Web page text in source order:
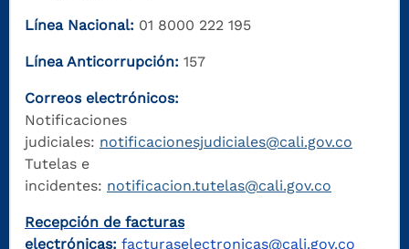
Línea Nacional: 01 8000 222 195
Línea Anticorrupción: 157
Correos electrónicos:
Notificaciones
judiciales: notificacionesjudiciales@cali.gov.co
Tutelas e
incidentes: notificacion.tutelas@cali.gov.co
Recepción de facturas
electrónicas: facturaselectronicas@cali.gov.co